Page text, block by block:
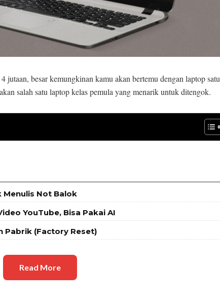
jutaan, besar kemungkinan kamu akan bertemu dengan laptop satu
salah satu laptop kelas pemula yang menarik untuk ditengok.
Menulis Not Balok
YouTube, Bisa Pakai AI
Pabrik (Factory Reset)
Read More